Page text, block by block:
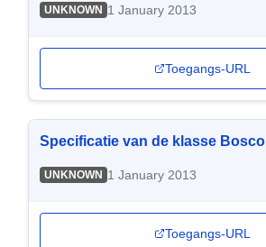
UNKNOWN 1 January 2013
Toegangs-URL
Specificatie van de klasse Bosco
UNKNOWN 1 January 2013
Toegangs-URL